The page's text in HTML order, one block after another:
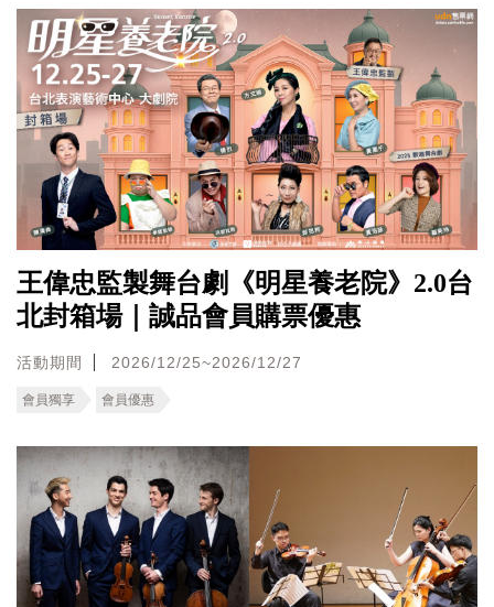
王偉忠監製舞台劇《明星養老院》2.0台
北封箱場｜誠品會員購票優惠
活動期間 2026/12/25~2026/12/27
會員獨享 會員優惠